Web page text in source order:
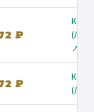
₽
↗
₽